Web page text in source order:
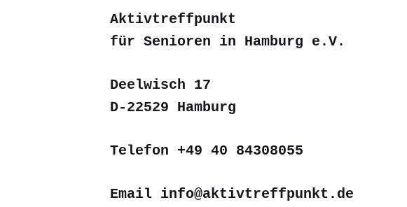
Aktivtreffpunkt
für Senioren in Hamburg e.V.
Deelwisch 17
D-22529 Hamburg
Telefon +49 40 84308055
Email info@aktivtreffpunkt.de